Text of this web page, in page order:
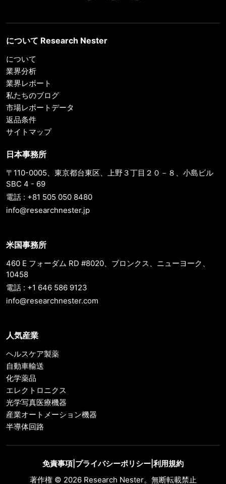
について Research Nester
について
業界分析
業界レポート
私たちのブログ
市場レポートデータ
返品条件
サイトマップ
日本事務所
〒110-0005、東京都台東区、上野３丁目２０－８、小島ビル
SBC 4 - 69
電話 : +81 505 050 8480
info@researchnester.jp
米国事務所
460 E フォーダム RD #8020、ブロンクス、ニューヨーク、
10458
電話 : +1 646 586 9123
info@researchnester.com
人気産業
ヘルスケア製薬
自動車輸送
化学薬品
エレクトロニクス
光学写真医療機器
産業オートメーション機器
半導体回路
免責事項 プライバシーポリシー 利用規約
著作権 © 2026 Research Nester。無断転載禁止